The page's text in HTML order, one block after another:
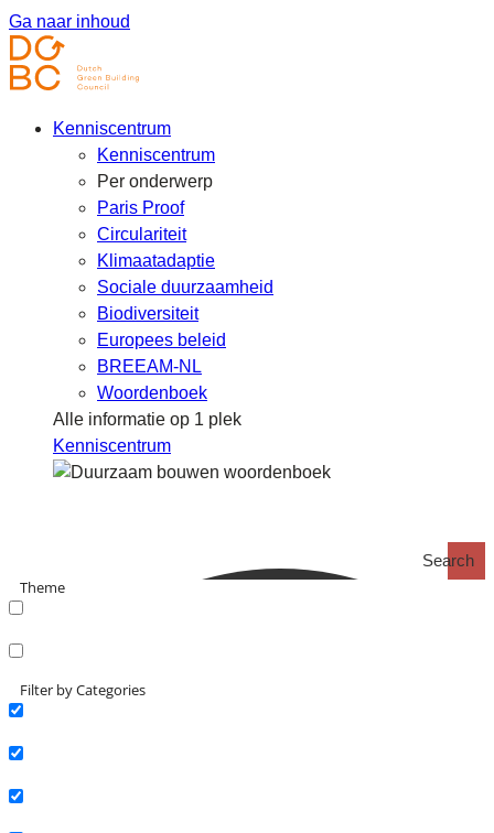
Ga naar inhoud
Kenniscentrum
Kenniscentrum
Per onderwerp
Paris Proof
Circulariteit
Klimaatadaptie
Sociale duurzaamheid
Biodiversiteit
Europees beleid
BREEAM-NL
Woordenboek
Alle informatie op 1 plek
Kenniscentrum
Search
Theme
Filter by Categories